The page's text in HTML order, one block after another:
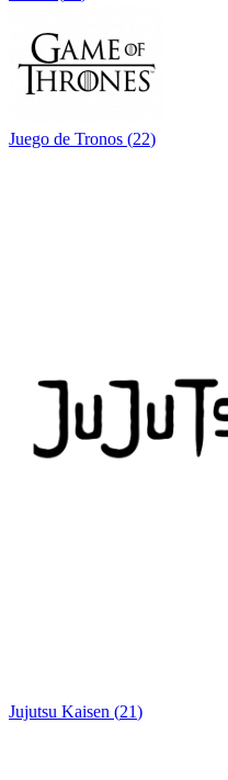
Juego de Tronos (22)
Jujutsu Kaisen (21)